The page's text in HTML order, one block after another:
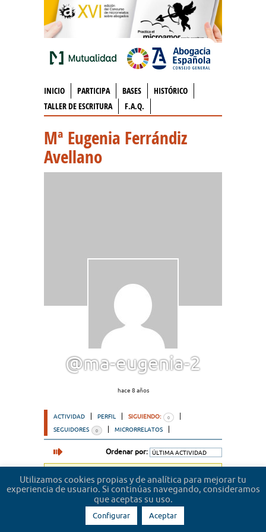
INICIO PARTICIPA BASES
HISTÓRICO
TALLER DE ESCRITURA
F.A.Q.
Mª Eugenia Ferrándiz
Avellano
@ma-eugenia-2
hace 8 años
ACTIVIDAD PERFIL SIGUIENDO: 0
SEGUIDORES 0 MICRORRELATOS
Ordenar por:
Utilizamos cookies propias y de analítica para mejorar tu
experiencia de usuario. Si continúas navegando, consideramos
que aceptas su uso.
Configurar Aceptar